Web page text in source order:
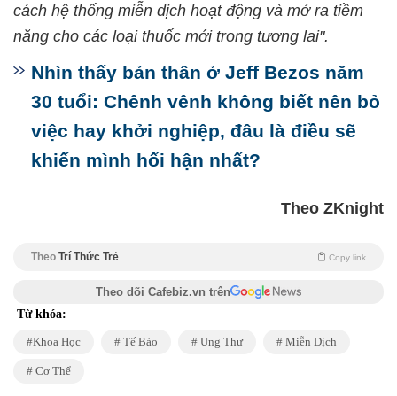
cách hệ thống miễn dịch hoạt động và mở ra tiềm
năng cho các loại thuốc mới trong tương lai".
Nhìn thấy bản thân ở Jeff Bezos năm
30 tuổi: Chênh vênh không biết nên bỏ
việc hay khởi nghiệp, đâu là điều sẽ
khiến mình hối hận nhất?
Theo ZKnight
Theo Trí Thức Trẻ Copy link
Theo dõi Cafebiz.vn trên
Từ khóa:
Khoa Học Tế Bào Ung Thư Miễn Dịch
Cơ Thể